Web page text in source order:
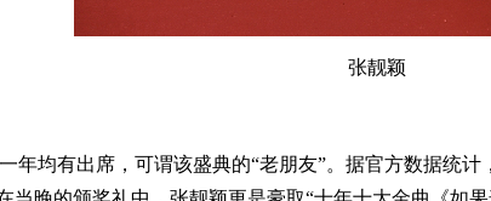
张靓颖
均有出席，可谓该盛典的“老朋友”。据官方数据统